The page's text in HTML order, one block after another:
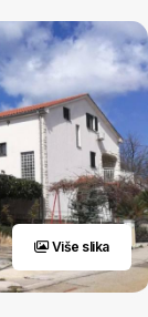
Više slika